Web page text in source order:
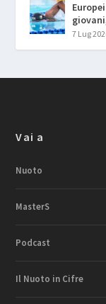
7 Lug
Vai a
Nuoto
MasterS
Podcast
Il Nuoto in Cifre